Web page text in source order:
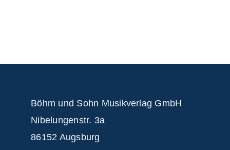
Böhm und Sohn Musikverlag GmbH
Nibelungenstr. 3a
86152 Augsburg